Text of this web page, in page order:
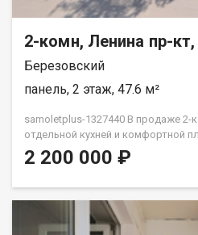
2-комн, Ленина пр-
Березовский
панель, 2 этаж, 47.6 м²
samoletplus-1327440 В продаже 2-
отдельной кухней и комфортной
покупателю торг! В квартире
котором выполнен косметический
доступности все
семейные соседи, отдаленность
2 200 000 ₽